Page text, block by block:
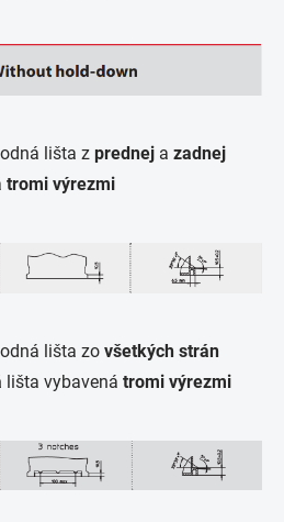
lišta z prednej a zadnej
tromi výrezmi
lišta zo všetkých strán
lišta vybavená tromi výrezmi